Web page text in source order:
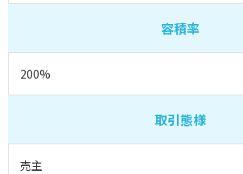
容積率
200%
取引態様
売主